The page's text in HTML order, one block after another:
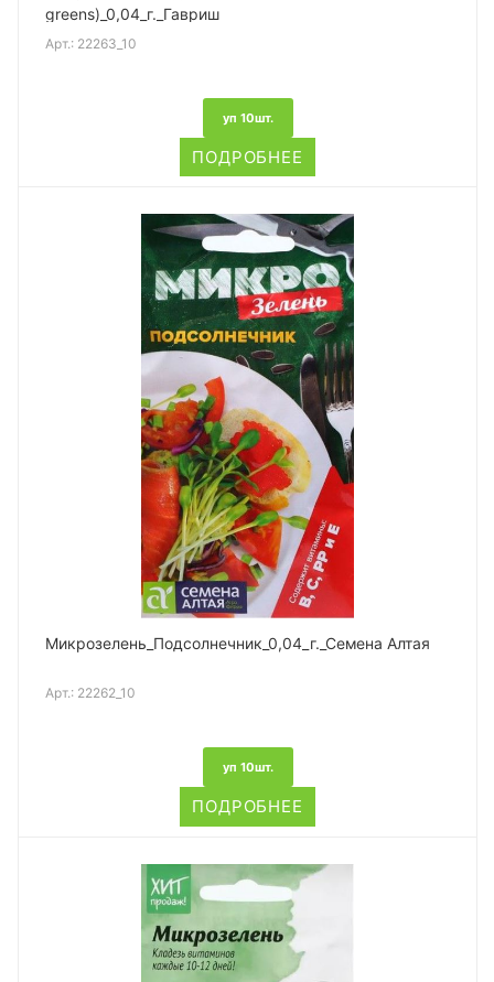
greens)_0,04_г._Гавриш
Арт.: 22263_10
уп 10шт.
ПОДРОБНЕЕ
Микрозелень_Подсолнечник_0,04_г._Семена Алтая
Арт.: 22262_10
уп 10шт.
ПОДРОБНЕЕ